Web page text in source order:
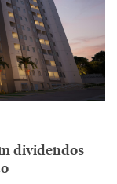
dividendos